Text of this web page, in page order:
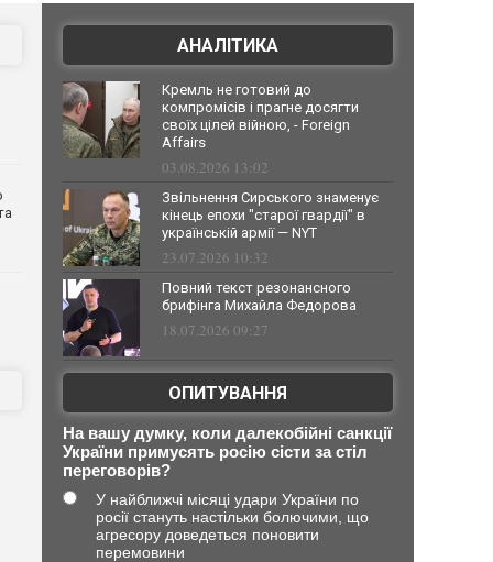
АНАЛІТИКА
Кремль не готовий до
компромісів і прагне досягти
своїх цілей війною, - Foreign
Affairs
03.08.2026 13:02
Звільнення Сирського знаменує
кінець епохи "старої гвардії" в
українській армії — NYT
23.07.2026 10:32
Повний текст резонансного
брифінга Михайла Федорова
18.07.2026 09:27
ОПИТУВАННЯ
На вашу думку, коли далекобійні санкції
України примусять росію сісти за стіл
переговорів?
У найближчі місяці удари України по
росії стануть настільки болючими, що
агресору доведеться поновити
перемовини